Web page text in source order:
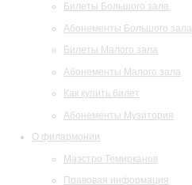
Билеты Большого зала
Абонементы Большого зала
Билеты Малого зала
Абонементы Малого зала
Как купить билет
Абонементы Музитория
О филармонии
Маэстро Темирканов
Правовая информация